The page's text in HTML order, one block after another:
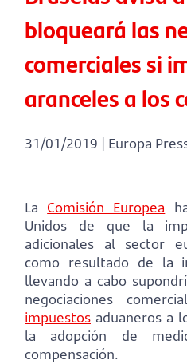
bloqueará las
comerciales si
aranceles a los
31/01/2019 | Europa
La Comisión Europea
Unidos de que la
adicionales al sector
como resultado de la
llevando a cabo
negociaciones
impuestos aduaneros a
la adopción de
compensación.